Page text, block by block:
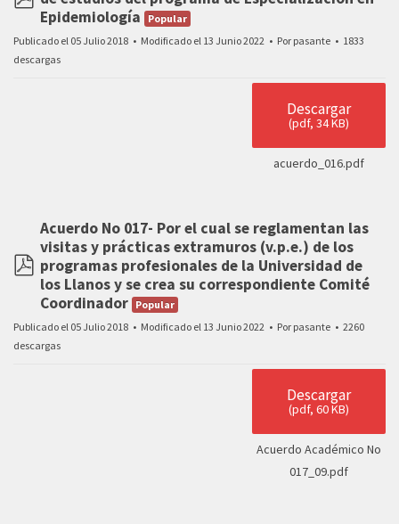
pdfEpidemiología
Popular
Publicado el 05 Julio 2018
Modificado el 13 Junio 2022 Por pasante
1833
descargas
Descargar
(pdf, 34 KB)
acuerdo_016.pdf
pdf
Acuerdo No 017- Por el cual se reglamentan las
visitas y prácticas extramuros (v.p.e.) de los
programas profesionales de la Universidad de
los Llanos y se crea su correspondiente Comité
Coordinador Popular
Publicado el 05 Julio 2018
Modificado el 13 Junio 2022 Por pasante
2260
descargas
Descargar
(pdf, 60 KB)
Acuerdo Académico No
017_09.pdf